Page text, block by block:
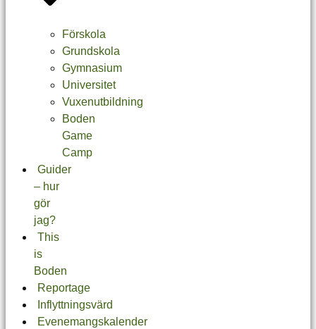
Förskola
Grundskola
Gymnasium
Universitet
Vuxenutbildning
Boden
Game
Camp
Guider
– hur
gör
jag?
This
is
Boden
Reportage
Inflyttningsvärd
Evenemangskalender